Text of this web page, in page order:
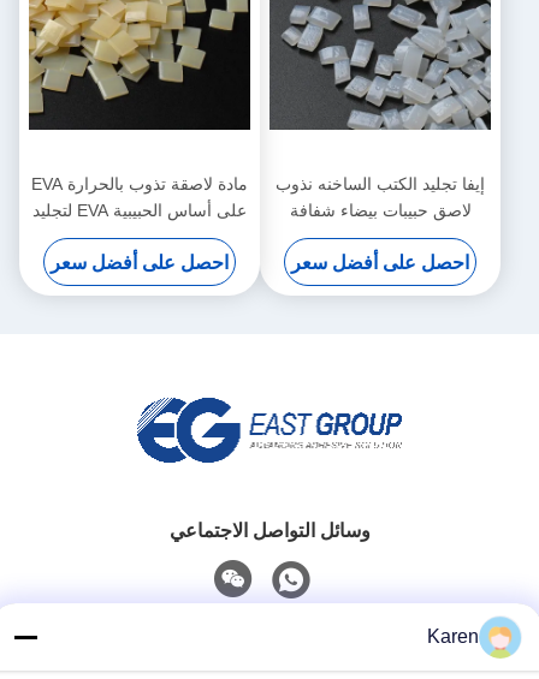
إيفا تجليد الكتب الساخنه نذوب
لاصق حبيبات بيضاء شفافة
احصل على أفضل سعر
مادة لاصقة تذوب بالحرارة EVA
على أساس الحبيبية EVA لتجليد
الكتب
احصل على أفضل سعر
وسائل التواصل الاجتماعي
Karen